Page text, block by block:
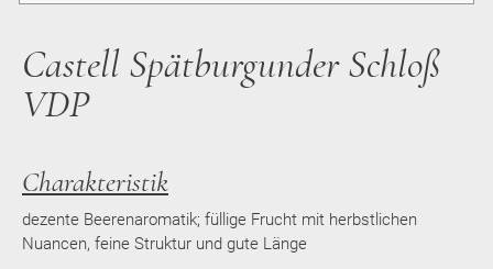
Castell Spätburgunder Schloß
VDP
Charakteristik
dezente Beerenaromatik; füllige Frucht mit herbstlichen
Nuancen, feine Struktur und gute Länge